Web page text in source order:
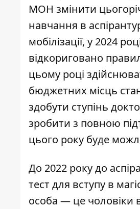
МОН змінити
навчання в
мобілізації, у 2024
відкориговано
цьому році
бюджетних місць
здобути ступінь
зробити з повною
цього року буде
До 2022 року до
тест для вступу в
особа — це чоловіки